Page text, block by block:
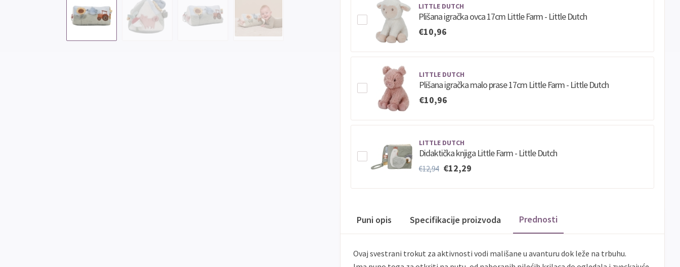
LITTLE DUTCH
Plišana igračka ovca 17cm Little Farm - Little Dutch
€10,96
LITTLE DUTCH
Plišana igračka malo prase 17cm Little Farm - Little Dutch
€10,96
LITTLE DUTCH
Didaktička knjiga Little Farm - Little Dutch
€12,94 €12,29
Puni opis Specifikacije proizvoda Prednosti
Ovaj svestrani trokut za aktivnosti vodi mališane u avanturu dok leže na trbuhu.